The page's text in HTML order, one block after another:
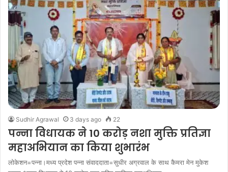
Sudhir Agrawal 3 days ago 22
पन्ना विधायक ने 10 करोड़ नशा मुक्ति प्रतिज्ञा
महाअभियान का किया शुभारंभ
लोकेशन=पन्ना।मध्य प्रदेश पन्ना संवाददाता=सुधीर अग्रवाल के साथ कैमरा मेन मुकेश